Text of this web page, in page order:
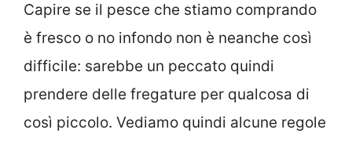
Capire se il pesce che stiamo comprando
è fresco o no infondo non è neanche così
difficile: sarebbe un peccato quindi
prendere delle fregature per qualcosa di
così piccolo. Vediamo quindi alcune regole